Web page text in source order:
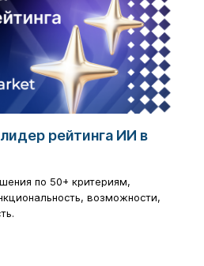
рейтинга ИИ в
по 50+ критериям,
возможности,